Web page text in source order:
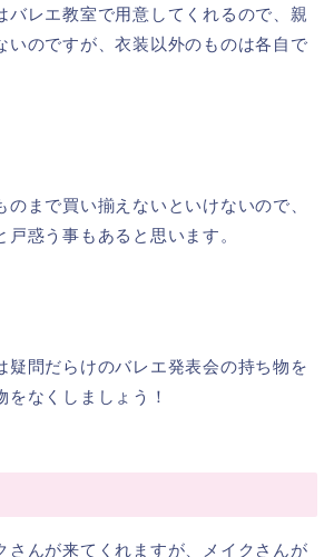
バレエ教室で用意してくれるので、親
いのですが、衣装以外のものは各自で
のまで買い揃えないといけないので、
惑う事もあると思います。
疑問だらけのバレエ発表会の持ち物を
をなくしましょう！
さんが来てくれますが、メイクさんが